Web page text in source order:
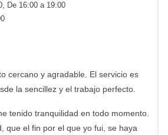
De 16:00 a 19:00
cercano y agradable. El servicio es
la sencillez y el trabajo perfecto.
tenido tranquilidad en todo momento.
que el fin por el que yo fui, se haya